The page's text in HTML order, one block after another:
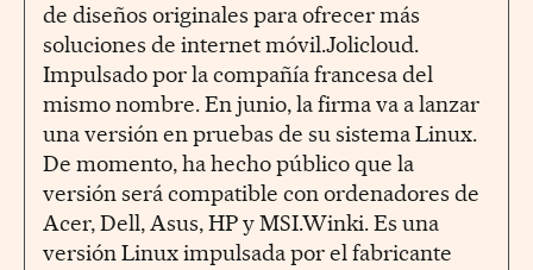
de diseños originales para ofrecer más
soluciones de internet móvil.Jolicloud.
Impulsado por la compañía francesa del
mismo nombre. En junio, la firma va a lanzar
una versión en pruebas de su sistema Linux.
De momento, ha hecho público que la
versión será compatible con ordenadores de
Acer, Dell, Asus, HP y MSI.Winki. Es una
versión Linux impulsada por el fabricante